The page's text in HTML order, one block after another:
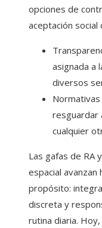
opciones de
aceptación social
asignada a
diversos
resguardar
cualquier
Las gafas de RA
espacial avanzan
propósito:
discreta y
rutina diaria.